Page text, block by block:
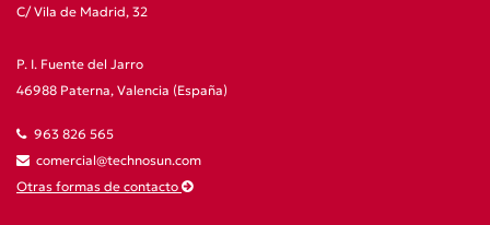
C/ Vila de Madrid, 32
P. I. Fuente del Jarro
46988 Paterna, Valencia (España)
963 826 565
comercial@technosun.com
Otras formas de contacto